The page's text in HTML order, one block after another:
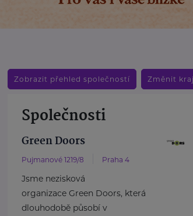
Zobrazit přehled společností Změnit kraj
Společnosti
Green Doors
Pujmanové 1219/8 Praha 4
Jsme nezisková
organizace Green Doors, která
dlouhodobě působí v